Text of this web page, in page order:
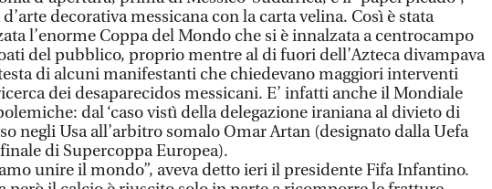
decorativa messicana con la carta velina. Così è stata
l’enorme Coppa del Mondo che si è innalzata a centrocampo
del pubblico, proprio mentre al di fuori dell’Azteca divampava
di alcuni manifestanti che chiedevano maggiori interventi
dei desaparecidos messicani. E’ infatti anche il Mondiale
dal ‘caso vistì della delegazione iraniana al divieto di
negli Usa all’arbitro somalo Omar Artan (designato dalla Uefa
di Supercoppa Europea).
unire il mondo”, aveva detto ieri il presidente Fifa Infantino.